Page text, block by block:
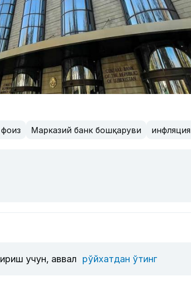
Марказий банк бошқаруви инфляция
учун, аввал рўйхатдан ўтинг